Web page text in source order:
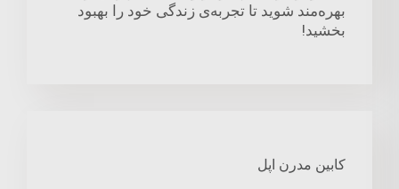
بهره‌مند شوید تا تجربه‌ی زندگی خود را بهبود
بخشید!
کابین مدرن اپل